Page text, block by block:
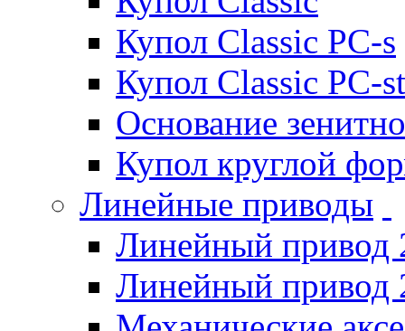
Купол Classic PC-s
Купол Classic PC-st
Основание
Купол круглой
Линейные приводы
Линейный привод
Линейный привод